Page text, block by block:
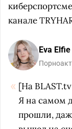
канале
Eva Elfie
[На
Я на самом
прошли,